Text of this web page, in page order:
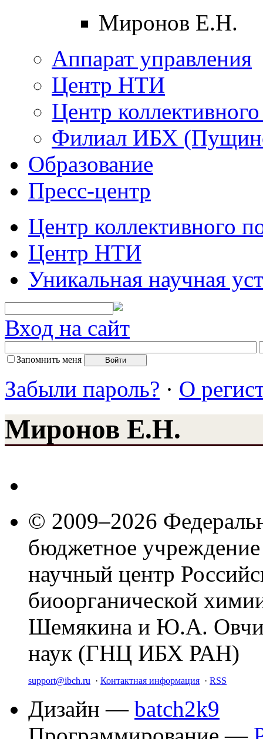
Миронов Е.Н.
Аппарат управления
Центр НТИ
Центр
Филиал ИБХ
Образование
Пресс-центр
Центр коллективного
Центр НТИ
Уникальная научная
Вход на сайт
Запомнить меня
Забыли пароль? · О
Миронов Е.Н.
© 2009–2026
бюджетное
научный центр
биоорганической
Шемякина и Ю.А.
наук (ГНЦ ИБХ РАН)
support@ibch.ru · Контактная информация · RSS
Дизайн — batch2k9